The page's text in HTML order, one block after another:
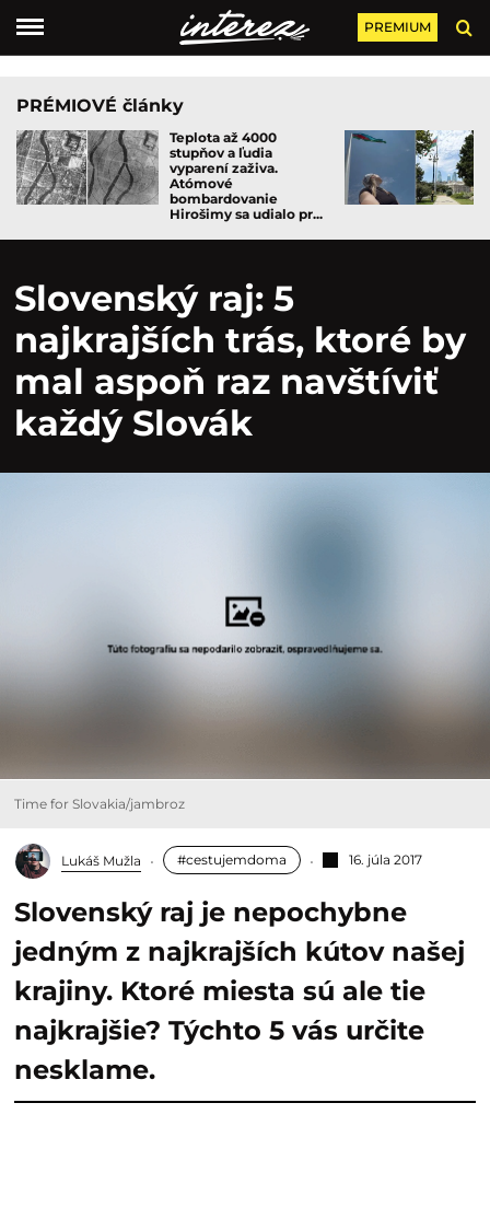
PREMIUM
PRÉMIOVÉ články
Teplota až 4000
stupňov a ľudia
vyparení zaživa.
Atómové
bombardovanie
Hirošimy sa udialo pr...
Slovenský raj: 5
najkrajších trás, ktoré by
mal aspoň raz navštíviť
každý Slovák
Time for Slovakia/jambroz
Lukáš Mužla #cestujemdoma 16. júla 2017
Slovenský raj je nepochybne
jedným z najkrajších kútov našej
krajiny. Ktoré miesta sú ale tie
najkrajšie? Týchto 5 vás určite
nesklame.